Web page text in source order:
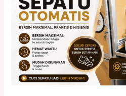
dengan
Mesin
Cuci
Sepatu
Otomatis